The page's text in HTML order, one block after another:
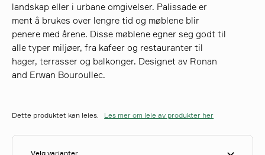
landskap eller i urbane omgivelser. Palissade er
ment å brukes over lengre tid og møblene blir
penere med årene. Disse møblene egner seg godt til
alle typer miljøer, fra kafeer og restauranter til
hager, terrasser og balkonger. Designet av Ronan
and Erwan Bouroullec.
Dette produktet kan leies. Les mer om leie av produkter her
Velg varianter